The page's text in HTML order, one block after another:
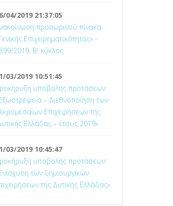
04/2019 21:37:05
προσωρινού πίνακα
Επιχειρηματικότητας» -
2019, Β' κύκλος
03/2019 10:51:45
υποβολής προτάσεων:
– Διεθνοποίηση των
Επιχειρήσεων της
Ελλάδας – έτους 2019»
03/2019 10:45:47
υποβολής προτάσεων:
των δημιουργικών
της Δυτικής Ελλάδας»